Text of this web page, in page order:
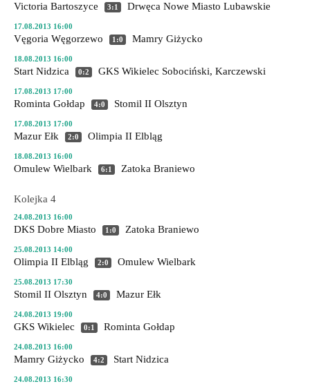
Victoria Bartoszyce 3:1 Drwęca Nowe Miasto Lubawskie
17.08.2013 16:00
Vęgoria Węgorzewo 1:0 Mamry Giżycko
18.08.2013 16:00
Start Nidzica 0:2 GKS Wikielec Sobociński, Karczewski
17.08.2013 17:00
Rominta Gołdap 4:0 Stomil II Olsztyn
17.08.2013 17:00
Mazur Ełk 2:0 Olimpia II Elbląg
18.08.2013 16:00
Omulew Wielbark 6:1 Zatoka Braniewo
Kolejka 4
24.08.2013 16:00
DKS Dobre Miasto 1:0 Zatoka Braniewo
25.08.2013 14:00
Olimpia II Elbląg 2:0 Omulew Wielbark
25.08.2013 17:30
Stomil II Olsztyn 4:0 Mazur Ełk
24.08.2013 19:00
GKS Wikielec 0:1 Rominta Gołdap
24.08.2013 16:00
Mamry Giżycko 4:2 Start Nidzica
24.08.2013 16:30